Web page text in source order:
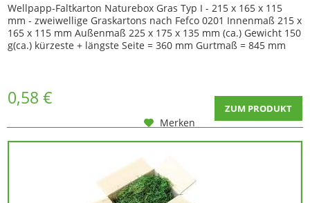
Wellpapp-Faltkarton Naturebox Gras Typ I - 215 x 165 x 115
mm - zweiwellige Graskartons nach Fefco 0201 Innenmaß 215 x
165 x 115 mm Außenmaß 225 x 175 x 135 mm (ca.) Gewicht 150
g(ca.) kürzeste + längste Seite = 360 mm Gurtmaß = 845 mm
0,58 € ZUM PRODUKT
Merken